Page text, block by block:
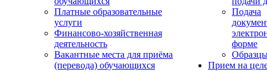
Платные образовательные
услуги
Финансово-хозяйственная
деятельность
Вакантные места для приёма
(перевода) обучающихся
Подача
форме
Прием на